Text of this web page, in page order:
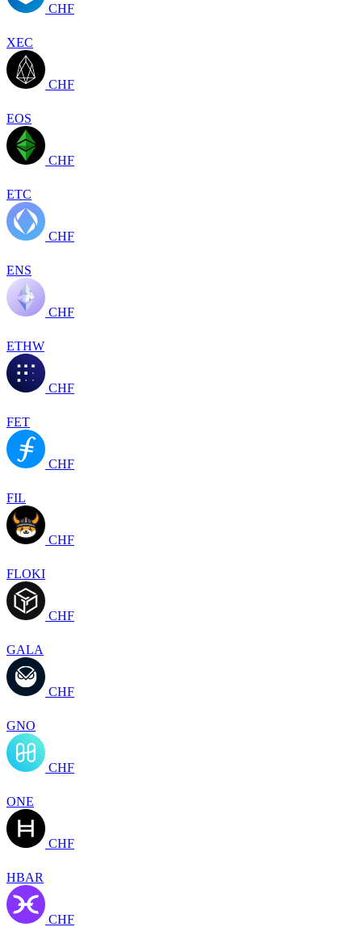
CHF
XEC
CHF
EOS
CHF
ETC
CHF
ENS
CHF
ETHW
CHF
FET
CHF
FIL
CHF
FLOKI
CHF
GALA
CHF
GNO
CHF
ONE
CHF
HBAR
CHF